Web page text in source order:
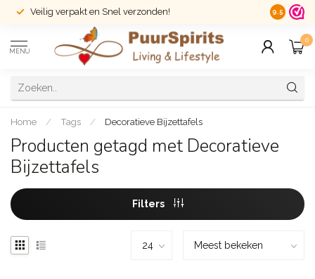
Veilig verpakt en Snel verzonden! 14 dagen
9.5
MENU
0
Home / Tags / Decoratieve Bijzettafels
Producten getagd met Decoratieve
Bijzettafels
Filters